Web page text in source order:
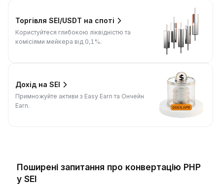
Торгівля SEI/USDT на споті
Користуйтеся глибокою ліквідністю та
комісіями мейкера від 0,1%.
Дохід на SEI
Примножуйте активи з Easy Earn та Ончейн
Earn.
Поширені запитання про конвертацію PHP
у SEI